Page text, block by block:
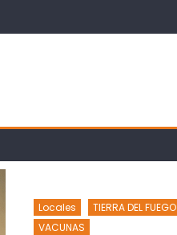
Locales TIERRA DEL FUEGO
VACUNAS